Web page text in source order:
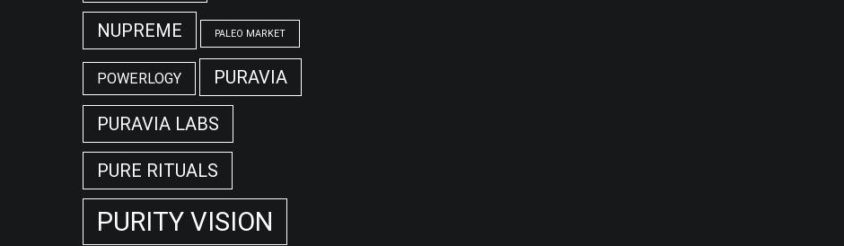
NUPREME PALEO MARKET
POWERLOGY PURAVIA
PURAVIA LABS
PURE RITUALS
PURITY VISION